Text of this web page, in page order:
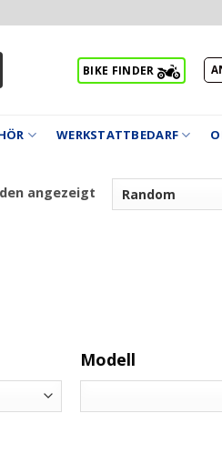
BIKE FINDER
WERKSTATTBEDARF
angezeigt
Modell